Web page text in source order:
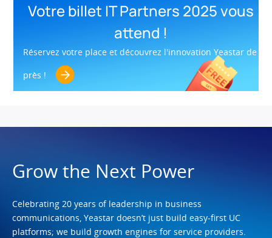
Votre billet IT Partners 2025 vous
attend !
Réservez votre place et découvrez l'innovation Yeastar de
près !
Grow the Next Power
Celebrating 20 years of leadership in business
communications, Yeastar doesn’t just build easy-first UC
platforms; we build growth engines for service providers.